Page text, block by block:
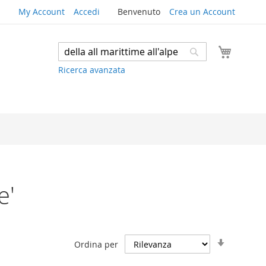
My Account Accedi Benvenuto Crea un Account
Search
Ricerca avanzata
Search
Ordina per